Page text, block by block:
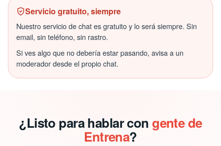
Servicio gratuito, siempre
Nuestro servicio de chat es gratuito y lo será siempre. Sin
email, sin teléfono, sin rastro.
Si ves algo que no debería estar pasando, avisa a un
moderador desde el propio chat.
¿Listo para hablar con gente de
Entrena?